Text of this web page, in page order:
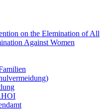
on the Elemination of All
Against Women